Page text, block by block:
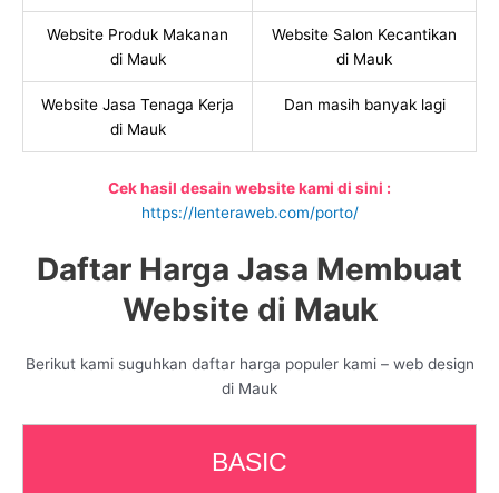
Website Produk Makanan
di Mauk
Website Salon Kecantikan
di Mauk
Website Jasa Tenaga Kerja
di Mauk
Dan masih banyak lagi
Cek hasil desain website kami di sini :
https://lenteraweb.com/porto/
Daftar Harga Jasa Membuat
Website di Mauk
Berikut kami suguhkan daftar harga populer kami – web design
di Mauk
BASIC